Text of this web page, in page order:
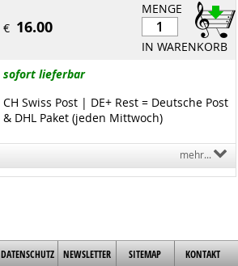
MENGE
IN WARENKORB
€ 16.00
sofort lieferbar
CH Swiss Post | DE+ Rest = Deutsche Post
& DHL Paket (jeden Mittwoch)
mehr...
DATENSCHUTZ NEWSLETTER SITEMAP KONTAKT